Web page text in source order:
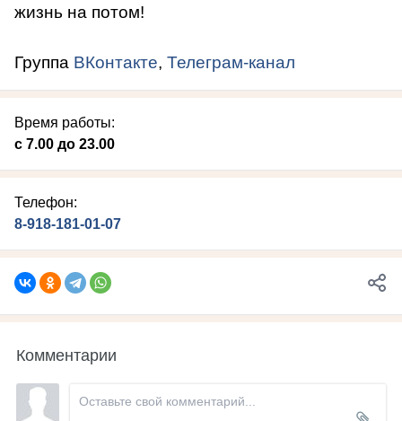
жизнь на потом!
Группа ВКонтакте, Телеграм-канал
Время работы:
с 7.00 до 23.00
Телефон:
8-918-181-01-07
Комментарии